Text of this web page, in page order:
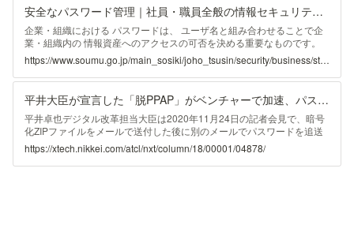
安全なパスワード管理｜社員・職員全般の情報セキュリティ対策｜企業・組織の対策｜国民のための情報セキュリティサイト
企業・組織における パスワードは、 ユーザ名と組み合わせることで企
業・組織内の 情報資産へのアクセスの可否を決める重要なものです。
パスワードの重要性を再認識して、適切な パスワード 管理を心がけま
しょう。 他人に自分の ユーザアカウントを不正に利用されないように
するには、推測されにくい安全な パスワード を作成し、他人の目に触
れないよう適切な方法で保管することが大切です。 安全な ...
https://www.soumu.go.jp/main_sosiki/joho_tsusin/security/business/staff/01.html
平井大臣が宣言した「脱PPAP」がベンチャーで加速、パスワード別送と決別なるか
平井卓也デジタル改革担当大臣は2020年11月24日の記者会見で、暗号
化ZIPファイルをメールで送付した後に別のメールでパスワードを追送
する手順、通称「PPAP」を内閣府と内閣官房で11月26日に廃止すると
発表した。PPAPの廃止を巡っては、国民からデジタル改革のアイデア
を募る「デジタル改革アイデアボックス」で280件を超える賛成意見が
https://xtech.nikkei.com/atcl/nxt/column/18/00001/04878/